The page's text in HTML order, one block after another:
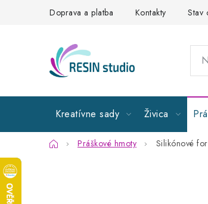
Doprava a platba Kontakty Stav
Kreatívne sady Živica
DomovPráškové hmoty Silikónové